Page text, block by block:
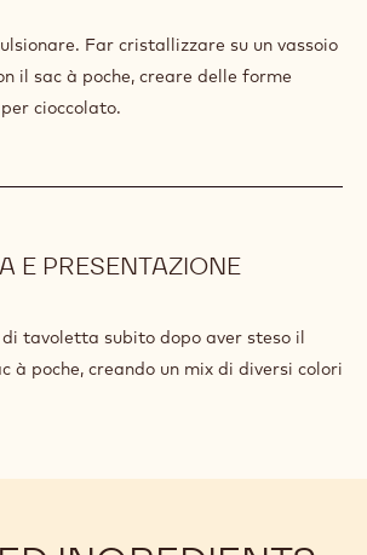
Far cristallizzare su un vassoio
il sac à poche, creare delle forme
cioccolato.
E PRESENTAZIONE
tavoletta subito dopo aver steso il
à poche, creando un mix di diversi colori